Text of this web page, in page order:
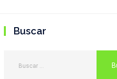
Buscar